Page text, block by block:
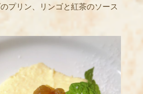
プリン、リンゴと紅茶のソース